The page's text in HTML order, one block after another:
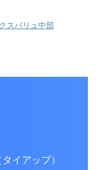
スバリュ中部
イアップ）